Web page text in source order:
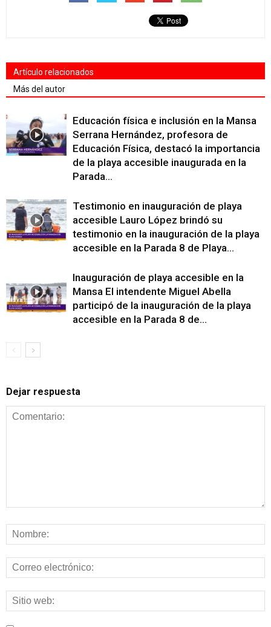
Artículo relacionados
Más del autor
Educación física e inclusión en la Mansa
Serrana Hernández, profesora de
Educación Física, destacó la importancia
de la playa accesible inaugurada en la
Parada...
Testimonio en inauguración de playa
accesible Lauro López brindó su
testimonio en la inauguración de la playa
accesible en la Parada 8 de Playa...
Inauguración de playa accesible en la
Mansa El intendente Miguel Abella
participó de la inauguración de la playa
accesible en la Parada 8 de...
Dejar respuesta